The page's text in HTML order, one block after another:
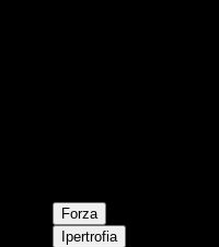
Forza
Ipertrofia